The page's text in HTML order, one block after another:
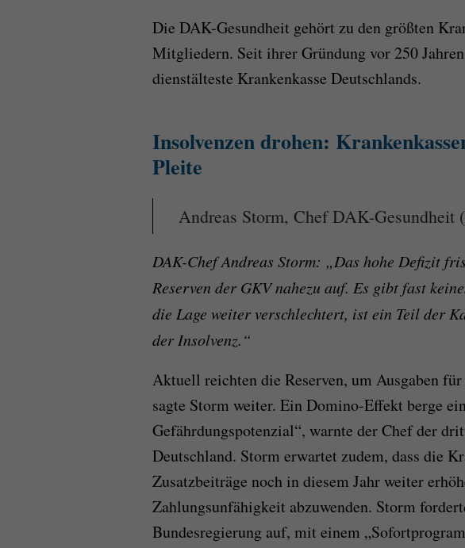
Die DAK-Gesundheit gehört zu den größten
Mitgliedern. Seit ihrer Gründung vor 250
dienstälteste Krankenkasse Deutschlands.
Insolvenzen drohen:
Pleite
Andreas Storm, Chef DAK-Gesundheit
DAK-Chef Andreas Storm: „Das hohe Defizit
Reserven der GKV nahezu auf. Es gibt fast
die Lage weiter verschlechtert, ist ein Teil der
der Insolvenz.“
Aktuell reichten die Reserven, um Ausgaben für
sagte Storm weiter. Ein Domino-Effekt berge
Gefährdungspotenzial“, warnte der Chef der
Deutschland. Storm erwartet zudem, dass die
Zusatzbeiträge noch in diesem Jahr weiter
Zahlungsunfähigkeit abzuwenden. Storm
Bundesregierung auf, mit einem